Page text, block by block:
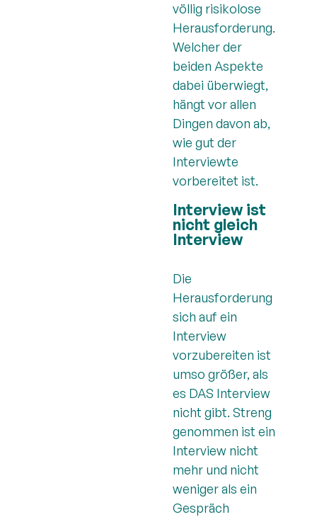
völlig risikolose
Herausforderung.
Welcher der
beiden Aspekte
dabei überwiegt,
hängt vor allen
Dingen davon ab,
wie gut der
Interviewte
vorbereitet ist.
Interview ist
nicht gleich
Interview
Die
Herausforderung
sich auf ein
Interview
vorzubereiten ist
umso größer, als
es DAS Interview
nicht gibt. Streng
genommen ist ein
Interview nicht
mehr und nicht
weniger als ein
Gespräch